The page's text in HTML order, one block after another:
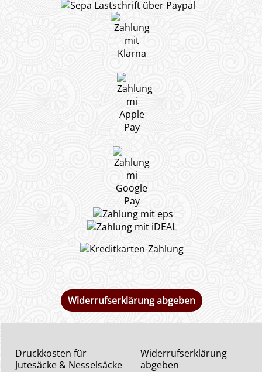
Widerrufserklärung abgeben
Widerrufserklärung
abgeben
Druckkosten für
Jutesäcke & Nesselsäcke